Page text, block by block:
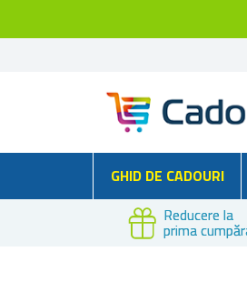
GHID DE CADOURI
Reducere la
prima